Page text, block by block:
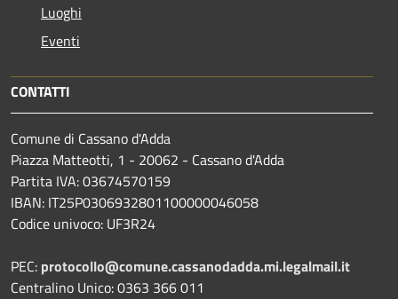
Luoghi
Eventi
CONTATTI
Comune di Cassano d'Adda
Piazza Matteotti, 1 - 20062 - Cassano d'Adda
Partita IVA: 03674570159
IBAN: IT25P0306932801100000046058
Codice univoco: UF3R24
PEC: protocollo@comune.cassanodadda.mi.legalmail.it
Centralino Unico: 0363 366 011